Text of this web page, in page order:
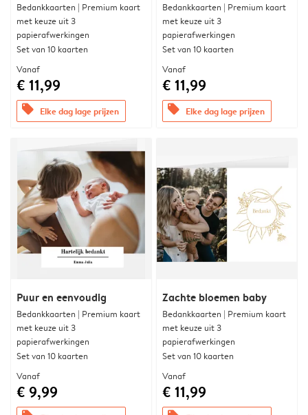
Bedankkaarten | Premium kaart
met keuze uit 3
papierafwerkingen
Set van 10 kaarten
Vanaf
€ 11,99
offers Elke dag lage prijzen
Bedankkaarten | Premium kaart
met keuze uit 3
papierafwerkingen
Set van 10 kaarten
Vanaf
€ 11,99
offers Elke dag lage prijzen
Puur en eenvoudig
Bedankkaarten | Premium kaart
met keuze uit 3
papierafwerkingen
Set van 10 kaarten
Vanaf
€ 9,99
Zachte bloemen baby
Bedankkaarten | Premium kaart
met keuze uit 3
papierafwerkingen
Set van 10 kaarten
Vanaf
€ 11,99